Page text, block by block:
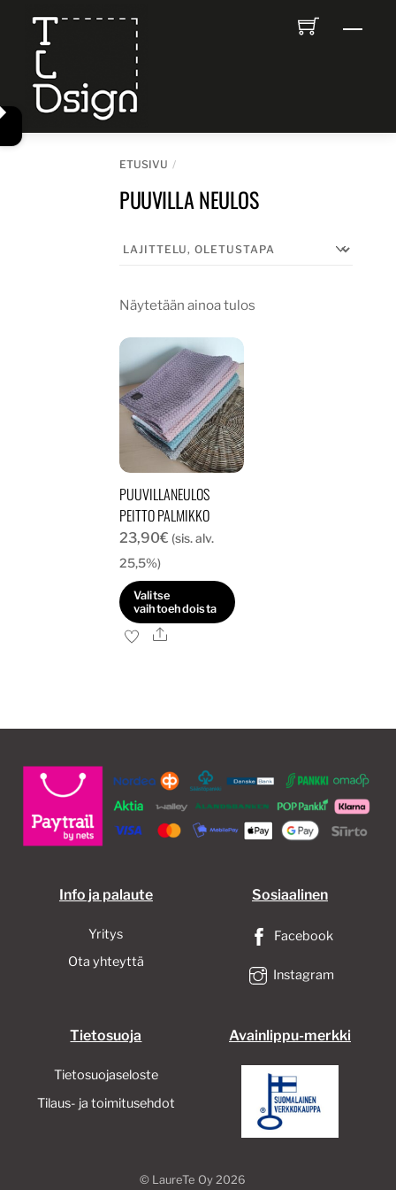
content
ETUSIVU
PUUVILLA NEULOS
Näytetään ainoa tulos
PUUVILLANEULOS
PEITTO PALMIKKO
23,90€ (sis. alv.
25,5%)
Valitse
vaihtoehdoista
Tällä
muunnelma.
tehdä
valinnat
tuotteen
Ale
Info ja palaute
Yritys
Ota yhteyttä
Sosiaalinen
Facebook
Instagram
Tietosuoja
Tietosuojaseloste
Tilaus- ja toimitusehdot
Avainlippu-merkki
© LaureTe Oy2026